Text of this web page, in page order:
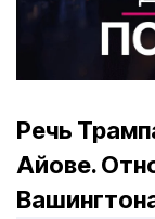
Речь
Айове.